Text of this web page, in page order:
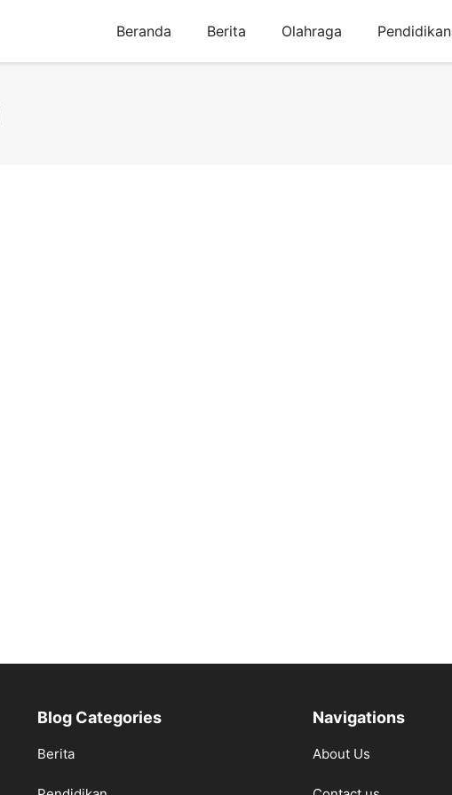
Beranda Berita Olahraga Pendidikan
Blog Categories
Berita
Navigations
About Us